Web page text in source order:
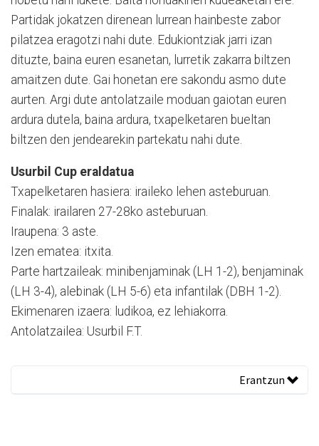
Partidak jokatzen direnean lurrean hainbeste zabor
pilatzea eragotzi nahi dute. Edukiontziak jarri izan
dituzte, baina euren esanetan, lurretik zakarra biltzen
amaitzen dute. Gai honetan ere sakondu asmo dute
aurten. Argi dute antolatzaile moduan gaiotan euren
ardura dutela, baina ardura, txapelketaren bueltan
biltzen den jendearekin partekatu nahi dute.
Usurbil Cup eraldatua
Txapelketaren hasiera: iraileko lehen asteburuan.
Finalak: irailaren 27-28ko asteburuan.
Iraupena: 3 aste.
Izen ematea: itxita.
Parte hartzaileak: minibenjaminak (LH 1-2), benjaminak
(LH 3-4), alebinak (LH 5-6) eta infantilak (DBH 1-2).
Ekimenaren izaera: ludikoa, ez lehiakorra.
Antolatzailea: Usurbil F.T.
Erantzun